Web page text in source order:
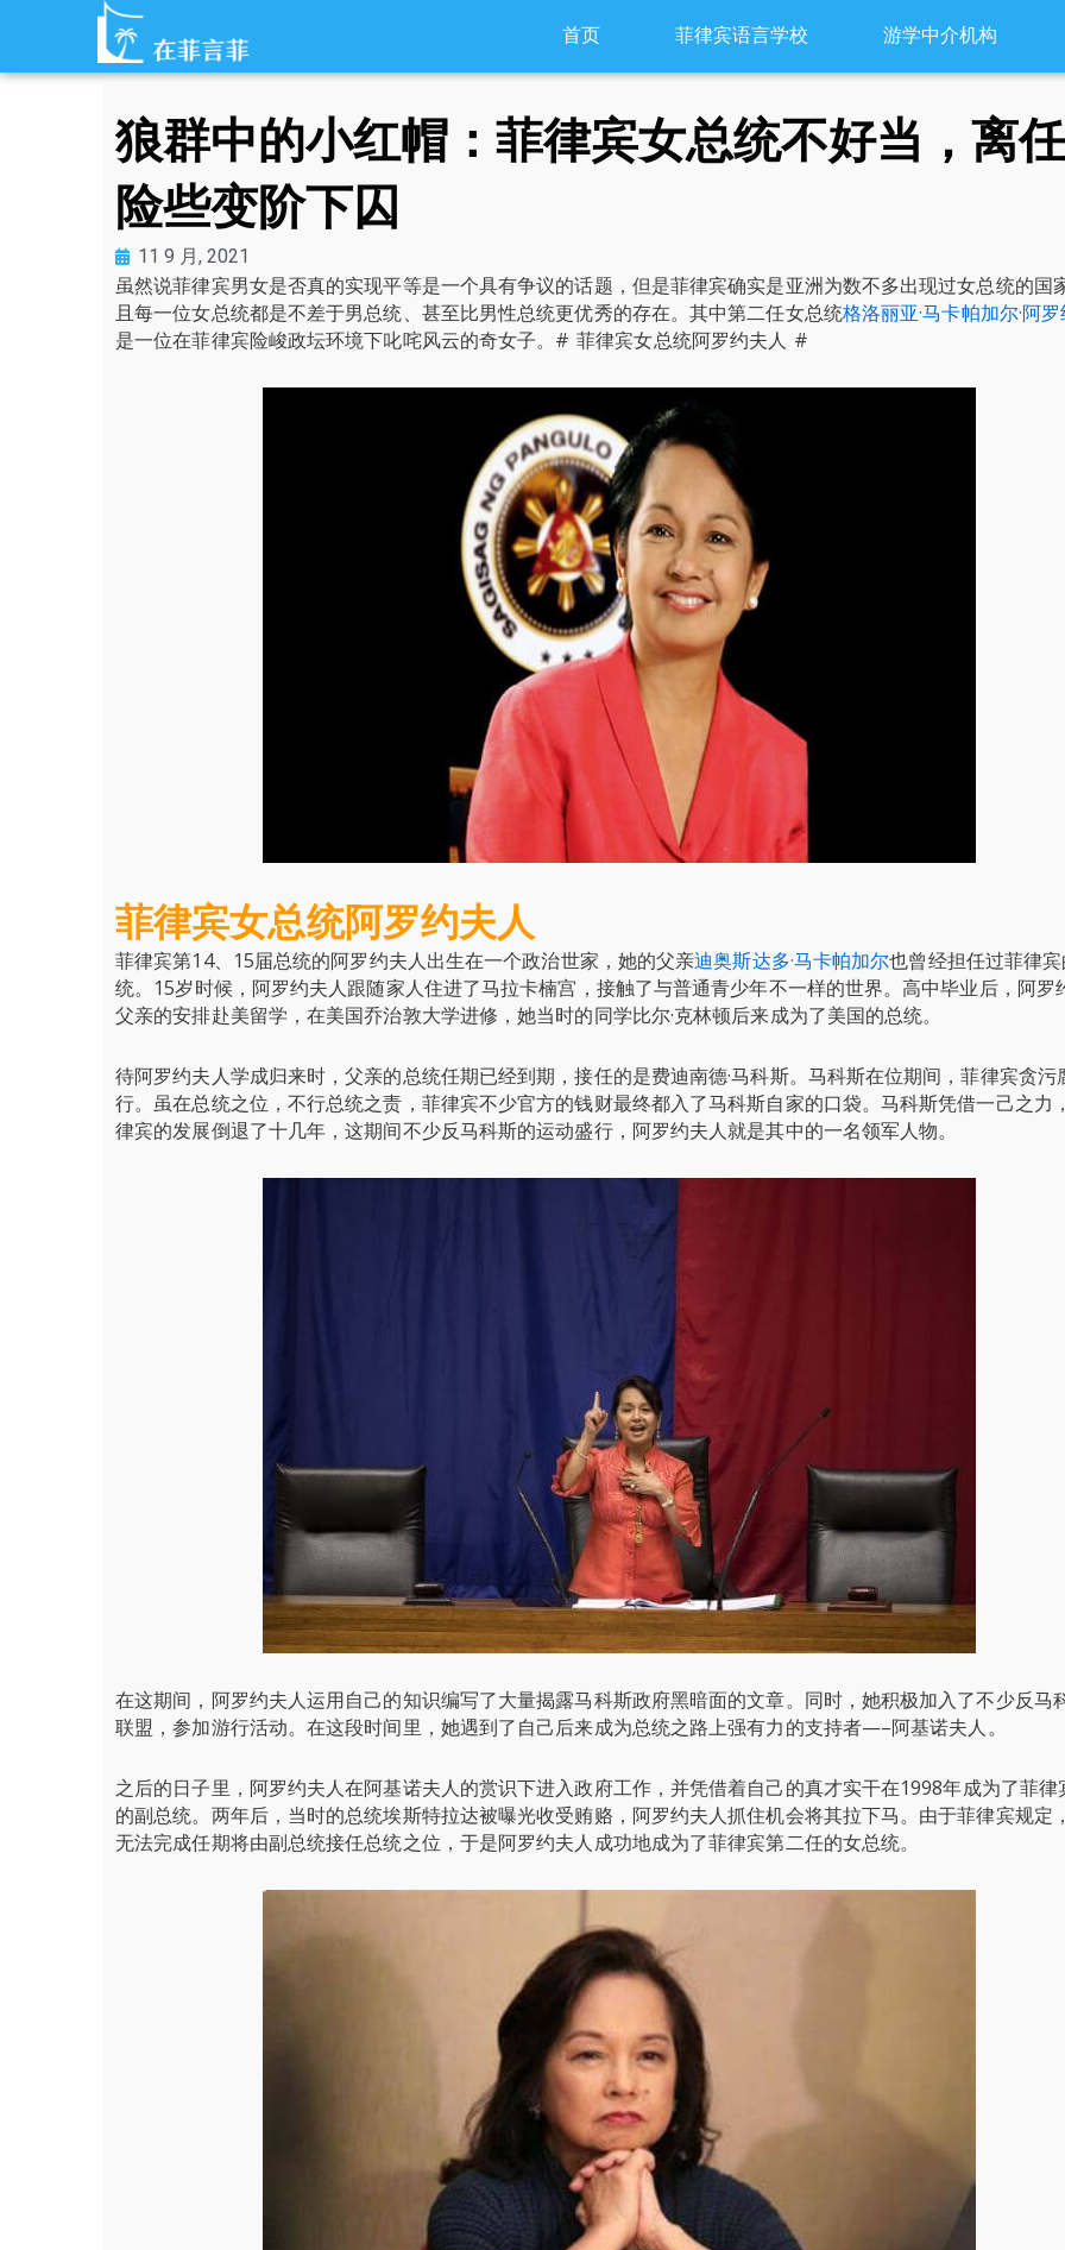
内
首页 菲律宾语言学校 游学中介机构
狼群中的小红帽：菲律宾女总统不好当，离
险些变阶下囚
11 9 月, 2021
虽然说菲律宾男女是否真的实现平等是一个具有争议的话题，但是菲律宾确实是亚洲为数不多出现过女总统的国
且每一位女总统都是不差于男总统、甚至比男性总统更优秀的存在。其中第二任女总统格洛丽亚·马卡帕加尔·阿
是一位在菲律宾险峻政坛环境下叱咤风云的奇女子。# 菲律宾女总统阿罗约夫人 #
菲律宾女总统阿罗约夫人
菲律宾第14、15届总统的阿罗约夫人出生在一个政治世家，她的父亲迪奥斯达多·马卡帕加尔也曾经担任过菲律
统。15岁时候，阿罗约夫人跟随家人住进了马拉卡楠宫，接触了与普通青少年不一样的世界。高中毕业后，阿罗
父亲的安排赴美留学，在美国乔治敦大学进修，她当时的同学比尔·克林顿后来成为了美国的总统。
待阿罗约夫人学成归来时，父亲的总统任期已经到期，接任的是费迪南德·马科斯。马科斯在位期间，菲律宾贪污
行。虽在总统之位，不行总统之责，菲律宾不少官方的钱财最终都入了马科斯自家的口袋。马科斯凭借一己之力
律宾的发展倒退了十几年，这期间不少反马科斯的运动盛行，阿罗约夫人就是其中的一名领军人物。
在这期间，阿罗约夫人运用自己的知识编写了大量揭露马科斯政府黑暗面的文章。同时，她积极加入了不少反马
联盟，参加游行活动。在这段时间里，她遇到了自己后来成为总统之路上强有力的支持者—–阿基诺夫人。
之后的日子里，阿罗约夫人在阿基诺夫人的赏识下进入政府工作，并凭借着自己的真才实干在1998年成为了菲律
的副总统。两年后，当时的总统埃斯特拉达被曝光收受贿赂，阿罗约夫人抓住机会将其拉下马。由于菲律宾规定
无法完成任期将由副总统接任总统之位，于是阿罗约夫人成功地成为了菲律宾第二任的女总统。